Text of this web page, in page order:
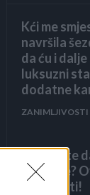
Kći me
navršila
da ću i
luksuzni
dodatne
ZANIMLJIVOSTI
Mislite
peglanje?
iznenaditi!